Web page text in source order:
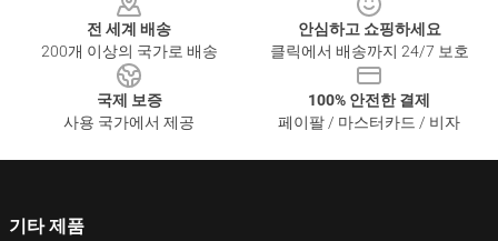
전 세계 배송
200개 이상의 국가로 배송
안심하고 쇼핑하세요
클릭에서 배송까지 24/7 보호
국제 보증
사용 국가에서 제공
100% 안전한 결제
페이팔 / 마스터카드 / 비자
기타 제품